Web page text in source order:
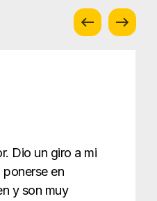
Dio un giro a mi
en
y son muy